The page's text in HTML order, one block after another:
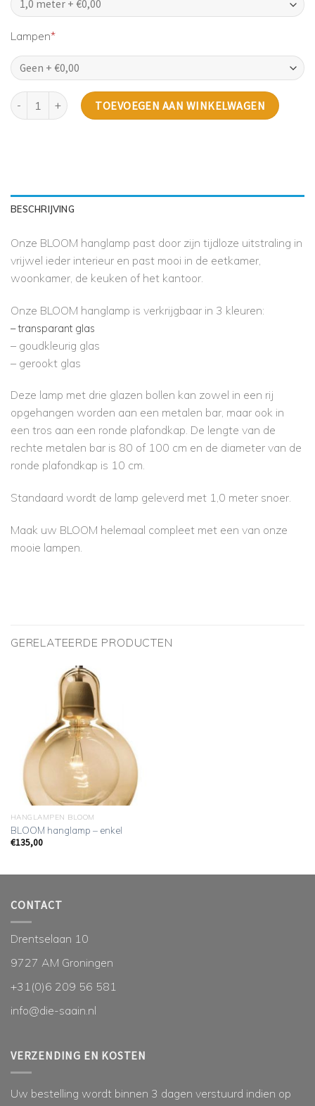
Lampen*
BLOOM hanglamp - drie snoeren aantalTOEVOEGEN AAN WINKELWAGEN
BESCHRIJVING
Onze BLOOM hanglamp past door zijn tijdloze uitstraling in
vrijwel ieder interieur en past mooi in de eetkamer,
woonkamer, de keuken of het kantoor.
Onze BLOOM hanglamp is verkrijgbaar in 3 kleuren:
– transparant glas
– goudkleurig glas
– gerookt glas
Deze lamp met drie glazen bollen kan zowel in een rij
opgehangen worden aan een metalen bar, maar ook in
een tros aan een ronde plafondkap. De lengte van de
rechte metalen bar is 80 of 100 cm en de diameter van de
ronde plafondkap is 10 cm.
Standaard wordt de lamp geleverd met 1,0 meter snoer.
Maak uw BLOOM helemaal compleet met een van onze
mooie lampen.
GERELATEERDE PRODUCTEN
HANGLAMPEN BLOOM
BLOOM hanglamp – enkel
€135,00
CONTACT
Drentselaan 10
9727 AM Groningen
+31(0)6 209 56 581
info@die-saain.nl
VERZENDING EN KOSTEN
Uw bestelling wordt binnen 3 dagen verstuurd indien op